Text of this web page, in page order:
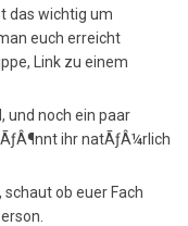
das wichtig um
euch erreicht
Link zu einem
und noch ein paar
ihr natÃƒÂ¼rlich
ob euer Fach